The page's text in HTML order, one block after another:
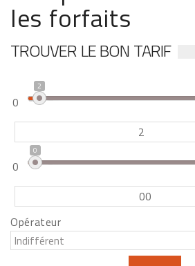
les forfaits
TROUVER LE BON TARIF
0
2
0
0
Opérateur